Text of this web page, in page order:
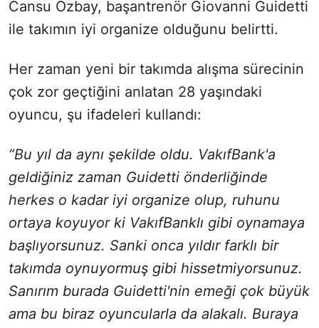
Cansu Özbay, başantrenör Giovanni Guidetti
ile takımın iyi organize olduğunu belirtti.
Her zaman yeni bir takımda alışma sürecinin
çok zor geçtiğini anlatan 28 yaşındaki
oyuncu, şu ifadeleri kullandı:
“Bu yıl da aynı şekilde oldu. VakıfBank'a
geldiğiniz zaman Guidetti önderliğinde
herkes o kadar iyi organize olup, ruhunu
ortaya koyuyor ki VakıfBanklı gibi oynamaya
başlıyorsunuz. Sanki onca yıldır farklı bir
takımda oynuyormuş gibi hissetmiyorsunuz.
Sanırım burada Guidetti'nin emeği çok büyük
ama bu biraz oyuncularla da alakalı. Buraya